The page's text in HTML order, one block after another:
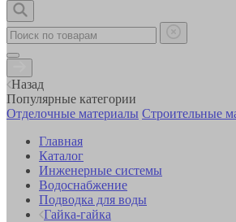
Назад
Популярные категории
Отделочные материалы Строительные
Главная
Каталог
Инженерные системы
Водоснабжение
Подводка для воды
Гайка-гайка